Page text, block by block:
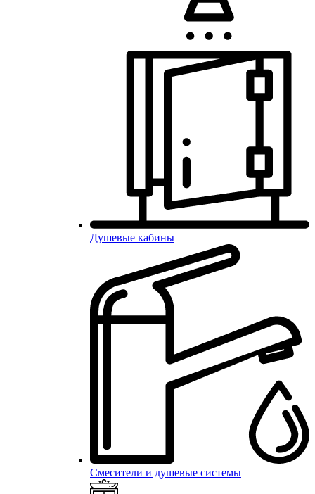
Душевые кабины
Смесители и душевые системы